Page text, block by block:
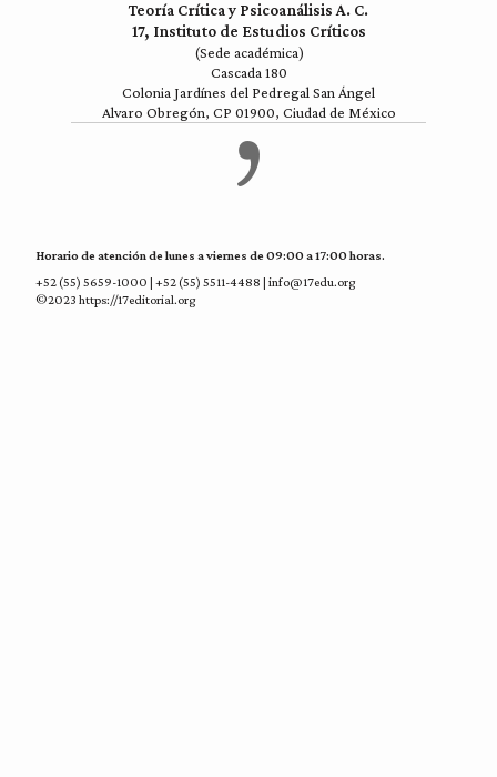
Teoría Crítica y Psicoanálisis A. C.
17, Instituto de Estudios Críticos
(Sede académica)
Cascada 180
Colonia Jardínes del Pedregal San Ángel
Alvaro Obregón, CP 01900, Ciudad de México
Horario de atención de lunes a viernes de 09:00 a 17:00 horas.
+52 (55) 5659-1000 | +52 (55) 5511-4488 | info@17edu.org
©2023 https://17editorial.org